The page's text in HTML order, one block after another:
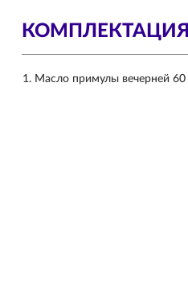
КОМПЛЕКТАЦИЯ
Масло примулы вечерней 60